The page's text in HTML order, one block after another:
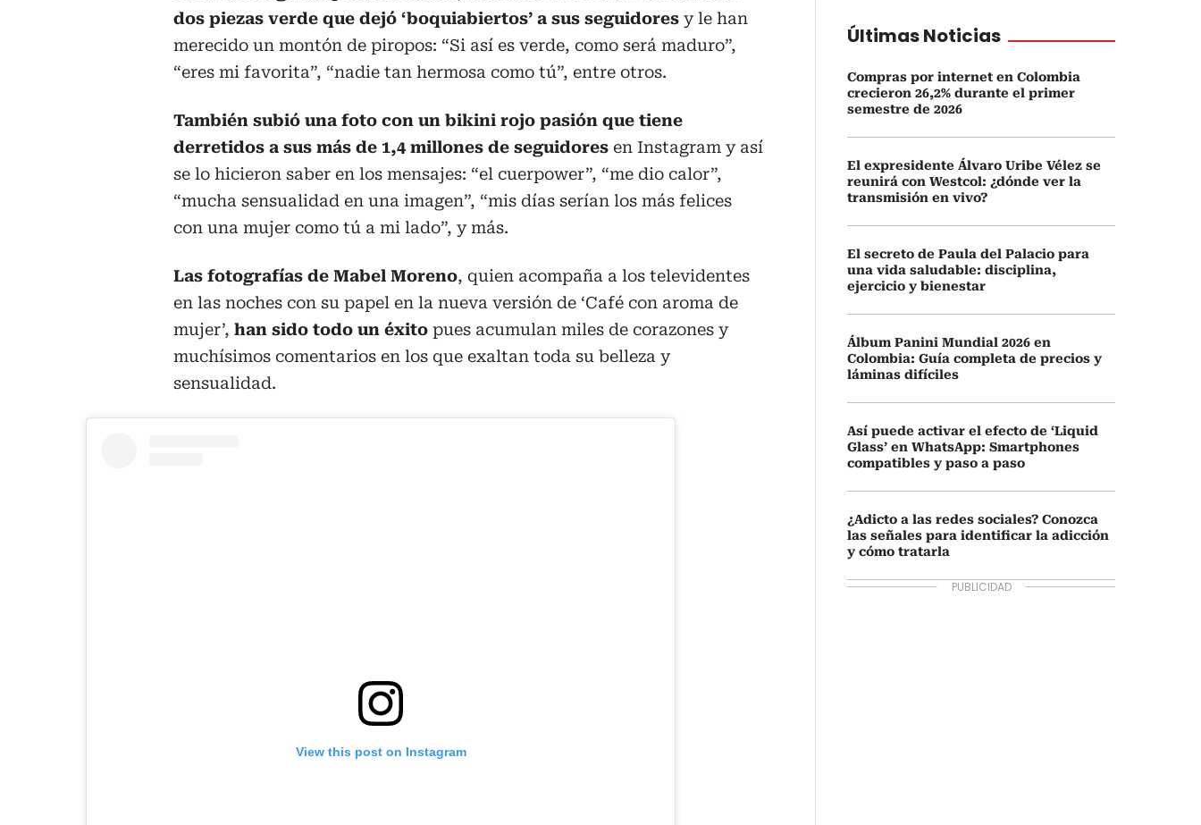
dos piezas verde que dejó ‘boquiabiertos’ a sus seguidores y le han
merecido un montón de piropos: “Si así es verde, como será maduro”,
“eres mi favorita”, “nadie tan hermosa como tú”, entre otros.
También subió una foto con un bikini rojo pasión que tiene
derretidos a sus más de 1,4 millones de seguidores en Instagram y así
se lo hicieron saber en los mensajes: “el cuerpower”, “me dio calor”,
“mucha sensualidad en una imagen”, “mis días serían los más felices
con una mujer como tú a mi lado”, y más.
Las fotografías de Mabel Moreno, quien acompaña a los televidentes
en las noches con su papel en la nueva versión de ‘Café con aroma de
mujer’, han sido todo un éxito pues acumulan miles de corazones y
muchísimos comentarios en los que exaltan toda su belleza y
sensualidad.
View this post on Instagram
Últimas Noticias
Compras por internet en Colombia
crecieron 26,2% durante el primer
semestre de 2026
El expresidente Álvaro Uribe Vélez se
reunirá con Westcol: ¿dónde ver la
transmisión en vivo?
El secreto de Paula del Palacio para
una vida saludable: disciplina,
ejercicio y bienestar
Álbum Panini Mundial 2026 en
Colombia: Guía completa de precios y
láminas difíciles
Así puede activar el efecto de ‘Liquid
Glass’ en WhatsApp: Smartphones
compatibles y paso a paso
¿Adicto a las redes sociales? Conozca
las señales para identificar la adicción
y cómo tratarla